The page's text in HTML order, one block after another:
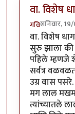
वा. विशेष
गविशनिवार,
वा. विशेष
सुरु झाला की
पहिले म्हणजे
सर्वत्र
उग्र वास
मग लाल
त्यांच्यातले